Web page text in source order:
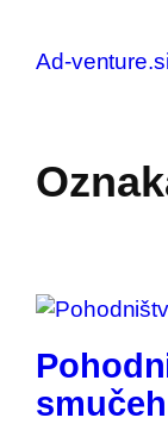
vsebino
Ad-venture.si
smučeh